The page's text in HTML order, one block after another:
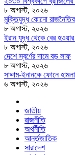
৮ অগাস্ট, ২০২৬
মুক্তিযুদ্ধ কোনো রাজনৈতিক
৮ অগাস্ট, ২০২৬
ইরান যুদ্ধ থেকে বের
৮ অগাস্ট, ২০২৬
দেশে স্বর্ণের দামে বড় লাফ
৮ অগাস্ট, ২০২৬
সাদ্দাম-ইনানকে ফোনে
৬ অগাস্ট, ২০২৬
জাতীয়
রাজনীতি
অর্থনীতি
আর্ন্তজাতিক
সারাদেশ